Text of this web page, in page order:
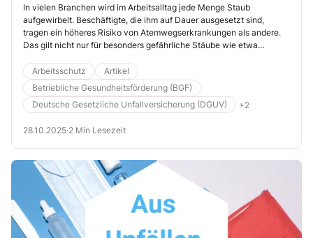
In vielen Branchen wird im Arbeitsalltag jede Menge Staub
aufgewirbelt. Beschäftigte, die ihm auf Dauer ausgesetzt sind,
tragen ein höheres Risiko von Atemwegserkrankungen als andere.
Das gilt nicht nur für besonders gefährliche Stäube wie etwa
längere Sicht zusetzen.
Arbeitsschutz
Artikel
Betriebliche Gesundheitsförderung (BGF)
Deutsche Gesetzliche Unfallversicherung (DGUV)
+2
28.10.2025·2 Min Lesezeit